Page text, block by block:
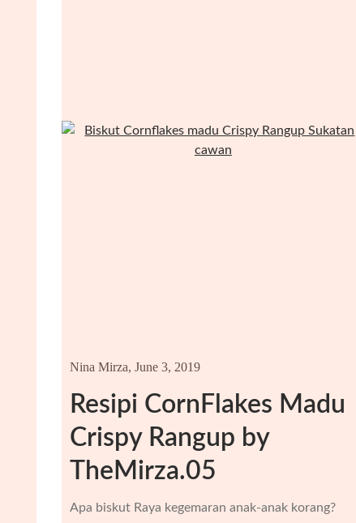
Resipi CornFlakes Madu
Crispy Rangup by
TheMirza.05
Nina Mirza, June 3, 2019
Apa biskut Raya kegemaran anak-anak korang?